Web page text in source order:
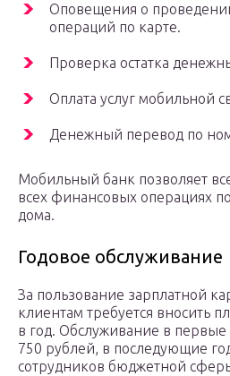
Оповещения о
операций по карте.
Проверка остатка
Оплата услуг мобильной
Денежный перевод по
Мобильный банк позволяет
всех финансовых операциях
дома.
Годовое обслуживание
За пользование зарплатной
клиентам требуется вносить
в год. Обслуживание в первые
750 рублей, в последующие
сотрудников бюджетной